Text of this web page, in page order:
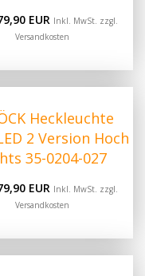
EUR Inkl. MwSt. zzgl.
Versandkosten
Heckleuchte
2 Version Hoch
35-0204-027
EUR Inkl. MwSt. zzgl.
Versandkosten